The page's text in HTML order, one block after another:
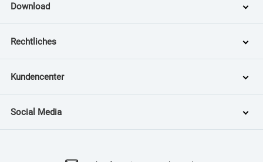
Download
Rechtliches
Kundencenter
Social Media